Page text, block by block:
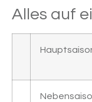
Alles auf